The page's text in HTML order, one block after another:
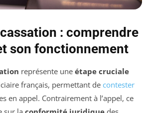
: comprendre
son fonctionnement
représente une étape cruciale
français, permettant de contester
en appel. Contrairement à l’appel, ce